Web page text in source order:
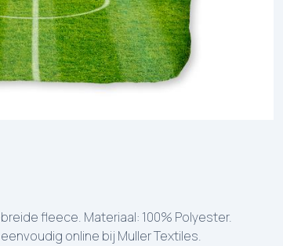
fleece. Materiaal: 100% Polyester.
online bij Muller Textiles.